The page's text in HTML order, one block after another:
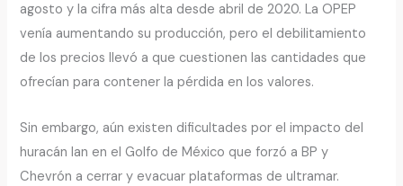
agosto y la cifra más alta desde abril de 2020. La OPEP
venía aumentando su producción, pero el debilitamiento
de los precios llevó a que cuestionen las cantidades que
ofrecían para contener la pérdida en los valores.
Sin embargo, aún existen dificultades por el impacto del
huracán Ian en el Golfo de México que forzó a BP y
Chevrón a cerrar y evacuar plataformas de ultramar.